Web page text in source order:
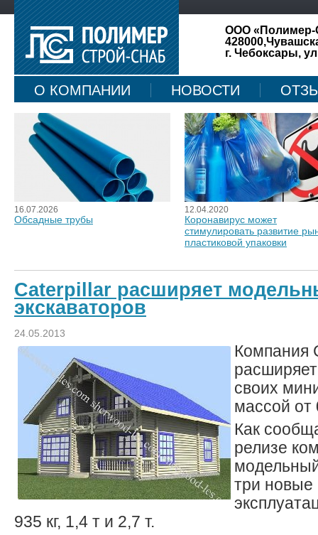
ООО «Полимер-
г. Чебоксары,
О КОМПАНИИ НОВОСТИ
КАРТА САЙТА
16.07.2026
Обсадные трубы
12.04.2020
Коронавирус может
стимулировать развитие
пластиковой упаковки
Caterpillar расширяет
экскаваторов
24.05.2013
Компания
своих
массой от
Как
релизе
три новые
935 кг, 1,4 т и 2,7 т.